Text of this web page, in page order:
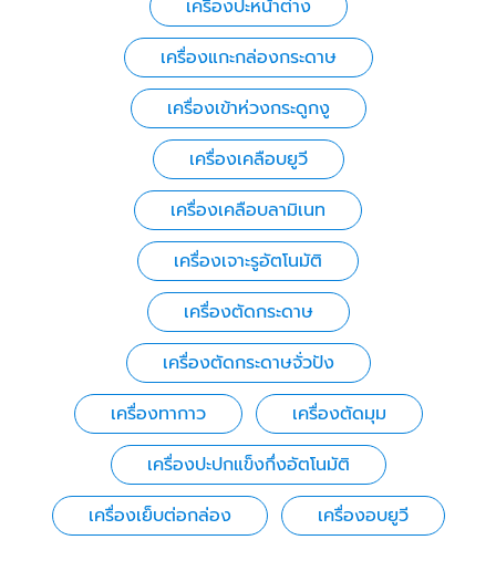
เครื่องปะหน้าต่าง
เครื่องแกะกล่องกระดาษ
เครื่องเข้าห่วงกระดูกงู
เครื่องเคลือบยูวี
เครื่องเคลือบลามิเนท
เครื่องเจาะรูอัตโนมัติ
เครื่องตัดกระดาษ
เครื่องตัดกระดาษจั่วปัง
เครื่องทากาว
เครื่องตัดมุม
เครื่องปะปกแข็งกึ่งอัตโนมัติ
เครื่องเย็บต่อกล่อง
เครื่องอบยูวี